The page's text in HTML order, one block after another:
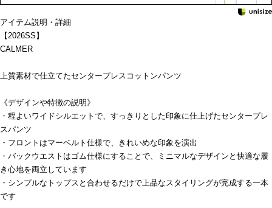
アイテム説明・詳細
【2026SS】
CALMER
上質素材で仕立てたセンタープレスコットンパンツ
《デザインや特徴の説明》
・程よいワイドシルエットで、すっきりとした印象に仕上げたセンタープレ
スパンツ
・フロントはマーベルト仕様で、きれいめな印象を演出
・バックウエストはゴム仕様にすることで、ミニマルなデザインと快適な履
き心地を両立しています
・シンプルなトップスと合わせるだけで上品なスタイリングが完成する一本
です